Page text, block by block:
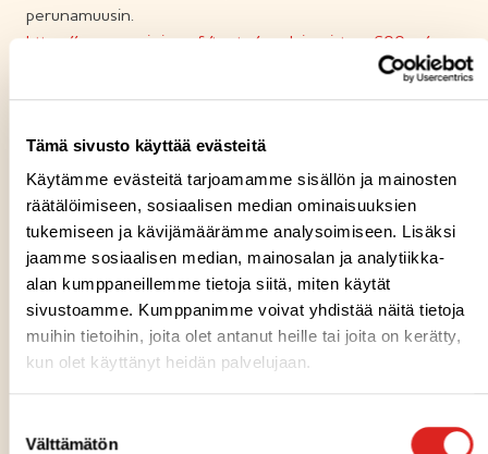
Tämä sivusto käyttää evästeitä
Käytämme evästeitä tarjoamamme sisällön ja mainosten
räätälöimiseen, sosiaalisen median ominaisuuksien
tukemiseen ja kävijämäärämme analysoimiseen. Lisäksi
jaamme sosiaalisen median, mainosalan ja analytiikka-
alan kumppaneillemme tietoja siitä, miten käytät
sivustoamme. Kumppanimme voivat yhdistää näitä tietoja
muihin tietoihin, joita olet antanut heille tai joita on kerätty,
kun olet käyttänyt heidän palvelujaan.
valinta
Välttämätön
perunamuusin.
https://www.saarioinen.fi/tuote/maalaispaistos-600-g/
kalakastikkeen lohesta, kermasta, fenkolista ja sipulista ja
Päälle annostelimme täyteläisen, parmesanilla maustetun
perunamuusin.
https://www.saarioinen.fi/tuote/kalastajanpaistos-600-g/
Lisätietoja:Noora Kaijanen, markkinointipäällikkö,
Saarioinen Oy, puh. 050 306 0037/
noora.kaijanen@saarionen.fi